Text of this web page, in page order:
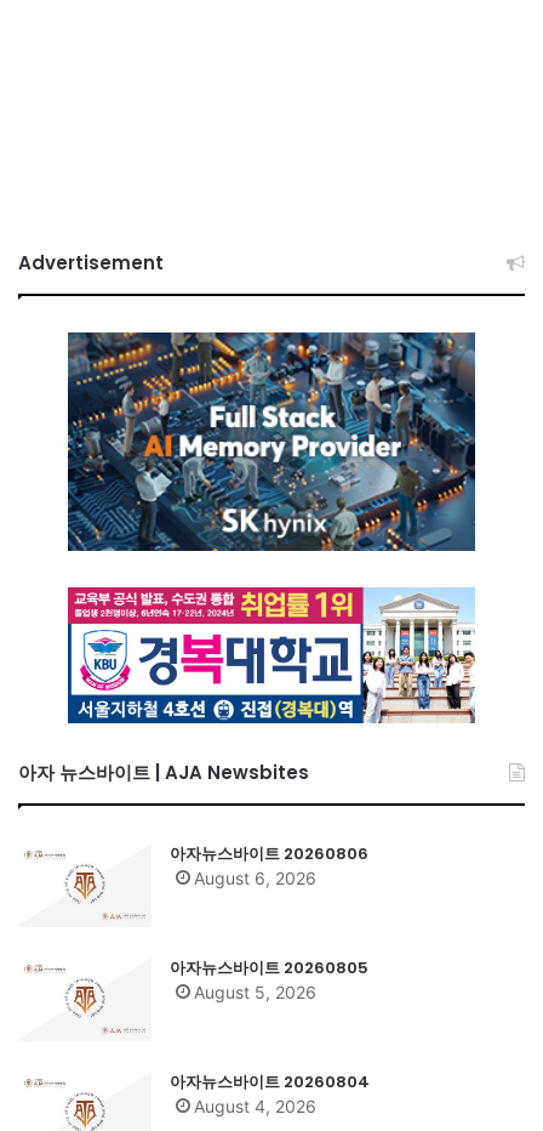
Advertisement
아자 뉴스바이트 | AJA Newsbites
아자뉴스바이트 20260806
August 6, 2026
아자뉴스바이트 20260805
August 5, 2026
아자뉴스바이트 20260804
August 4, 2026